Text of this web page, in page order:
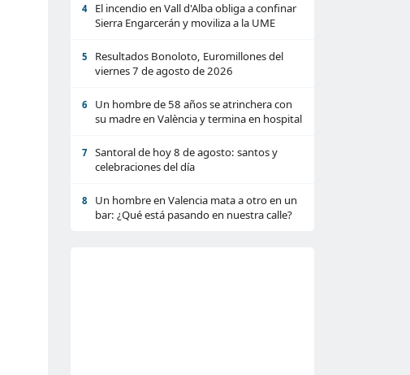
4
El incendio en Vall d'Alba obliga a confinar
Sierra Engarcerán y moviliza a la UME
5
Resultados Bonoloto, Euromillones del
viernes 7 de agosto de 2026
6
Un hombre de 58 años se atrinchera con
su madre en València y termina en hospital
7
Santoral de hoy 8 de agosto: santos y
celebraciones del día
8
Un hombre en Valencia mata a otro en un
bar: ¿Qué está pasando en nuestra calle?